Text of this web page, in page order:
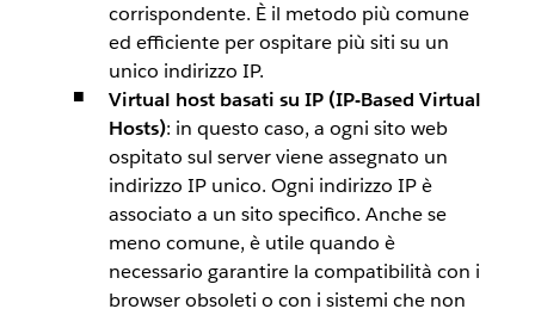
corrispondente. È il metodo più comune
ed efficiente per ospitare più siti su un
unico indirizzo IP.
Virtual host basati su IP (IP-Based Virtual
Hosts): in questo caso, a ogni sito web
ospitato sul server viene assegnato un
indirizzo IP unico. Ogni indirizzo IP è
associato a un sito specifico. Anche se
meno comune, è utile quando è
necessario garantire la compatibilità con i
browser obsoleti o con i sistemi che non